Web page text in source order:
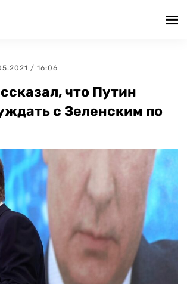
/ 16:06
что Путин
с Зеленским по